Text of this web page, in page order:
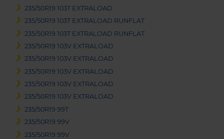
235/50R19 103T EXTRALOAD
235/50R19 103T EXTRALOAD RUNFLAT
235/50R19 103T EXTRALOAD RUNFLAT
235/50R19 103V EXTRALOAD
235/50R19 103V EXTRALOAD
235/50R19 103V EXTRALOAD
235/50R19 103V EXTRALOAD
235/50R19 103V EXTRALOAD
235/50R19 99T
235/50R19 99V
235/50R19 99V